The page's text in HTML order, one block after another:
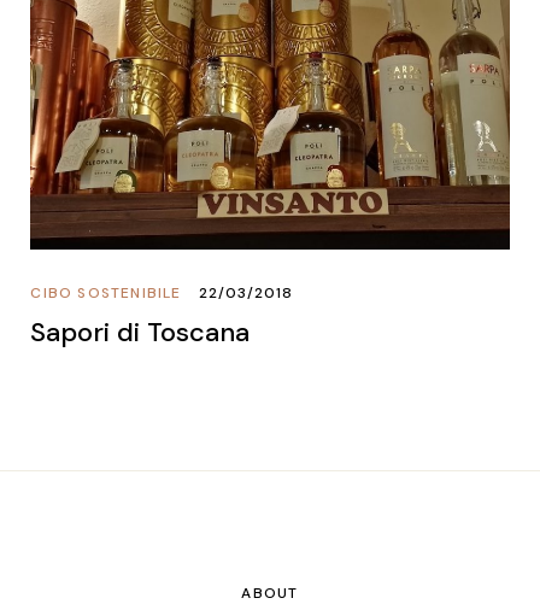
CIBO SOSTENIBILE 22/03/2018
Sapori di Toscana
ABOUT